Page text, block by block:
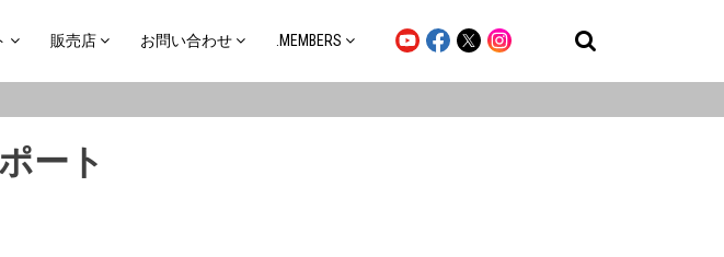
販売店 お問い合わせ .MEMBERS
ート